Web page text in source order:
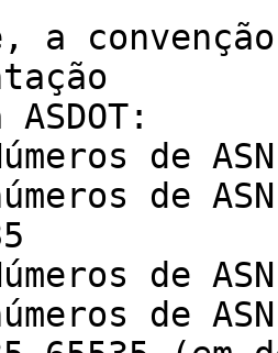
a
de
de